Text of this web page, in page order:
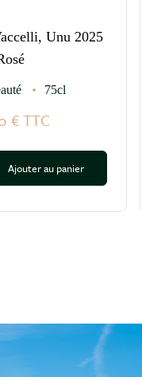
Unu 2025
75cl
€TTC
la quantité
Ajouter au panier